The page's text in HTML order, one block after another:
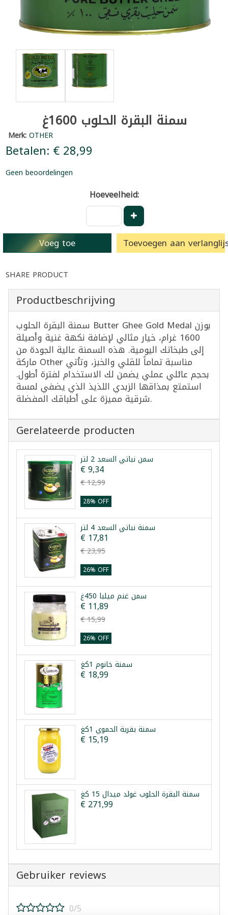
سمنة البقرة الحلوب 1600غ
Merk:OTHER
Betalen: € 28,99
Geen beoordelingen
Hoeveelheid:
Voeg toe Toevoegen aan
SHARE PRODUCT
Productbeschrijving
سمنة البقرة الحلوب Butter Ghee Gold Medal بوزن
1600 غرام، خيار مثالي لإضافة نكهة غنية وأصيلة
إلى طبخاتك اليومية. هذه السمنة عالية الجودة من
ماركة Other مناسبة تماماً للقلي والخبز، وتأتي
بحجم عائلي عملي يضمن لك الاستخدام لفترة أطول.
استمتع بمذاقها الزبدي اللذيذ الذي يضفي لمسة
شرقية مميزة على أطباقك المفضلة.
Gerelateerde producten
سمن نباتي السعد 2 لتر
€ 9,34
€ 12,99
28% OFF
سمنة نباتي السعد 4 لتر
€ 17,81
€ 23,95
26% OFF
سمن غنم ميلبا 450غ
€ 11,89
€ 15,99
26% OFF
سمنة خانوم 1كغ
€ 18,99
سمنة بقرية الحموي 1كغ
€ 15,19
سمنة البقرة الحلوب غولد ميدال 15 كغ
€ 271,99
Gebruiker reviews
0/5